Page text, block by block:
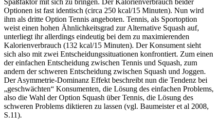
Spaßfaktor mit sich zu bringen. Der Kalorienverbrauch beider
Optionen ist fast identisch (circa 250 kcal/15 Minuten). Nun wird
ihm als dritte Option Tennis angeboten. Tennis, als Sportoption
weist einen hohen Ähnlichkeitsgrad zur Alternative Squash auf,
unterliegt ihr allerdings eindeutig bei dem zu maximierenden
Kalorienverbrauch (132 kcal/15 Minuten). Der Konsument sieht
sich also mit zwei Entscheidungssituationen konfrontiert. Zum einen
der einfachen Entscheidung zwischen Tennis und Squash, zum
andern der schweren Entscheidung zwischen Squash und Joggen.
Der Asymmetrie-Dominanz Effekt beschreibt nun die Tendenz bei
„geschwächten“ Konsumenten, die Lösung des einfachen Problems,
also die Wahl der Option Squash über Tennis, die Lösung des
schweren Problems diktieren zu lassen (vgl. Baumeister et al 2008,
S.11).